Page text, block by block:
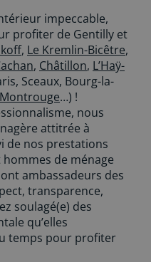
impeccable,
profiter de Gentilly et
, Le Kremlin-Bicêtre,
, Châtillon, L’Haÿ-
Sceaux, Bourg-la-
Montrouge…) !
nous
attitrée à
de nos prestations
de ménage
ambassadeurs des
transparence,
soulagé(e) des
qu’elles
temps pour profiter